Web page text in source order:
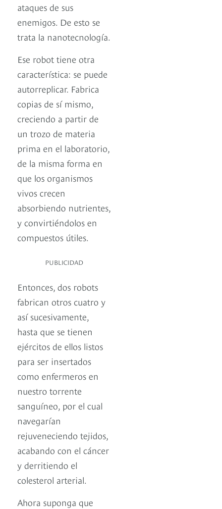
ataques de sus
enemigos. De esto se
trata la nanotecnología.
Ese robot tiene otra
característica: se puede
autorreplicar. Fabrica
copias de sí mismo,
creciendo a partir de
un trozo de materia
prima en el laboratorio,
de la misma forma en
que los organismos
vivos crecen
absorbiendo nutrientes,
y convirtiéndolos en
compuestos útiles.
PUBLICIDAD
Entonces, dos robots
fabrican otros cuatro y
así sucesivamente,
hasta que se tienen
ejércitos de ellos listos
para ser insertados
como enfermeros en
nuestro torrente
sanguíneo, por el cual
navegarían
rejuveneciendo tejidos,
acabando con el cáncer
y derritiendo el
colesterol arterial.
Ahora suponga que